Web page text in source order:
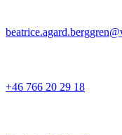
+46 766 20 29 18